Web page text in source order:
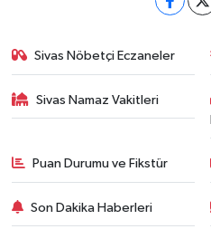
Sivas Nöbetçi Eczaneler
Sivas Namaz Vakitleri
Puan Durumu ve Fikstür
Son Dakika Haberleri